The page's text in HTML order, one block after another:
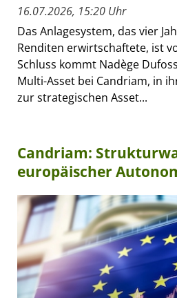
16.07.2026, 15:20 Uhr
Das Anlagesystem, das vier
Renditen erwirtschaftete, ist
Schluss kommt Nadège
Multi-Asset bei Candriam, in
zur strategischen Asset...
Candriam:
europäischer